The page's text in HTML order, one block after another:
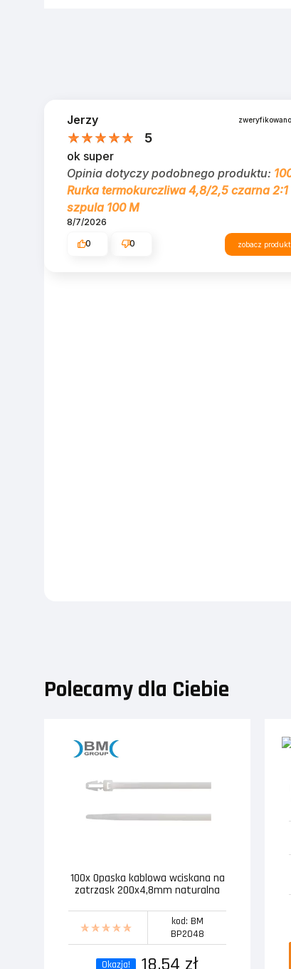
Jerzy zweryfikowano
5
ok super
Opinia dotyczy podobnego produktu:
Rurka termokurczliwa 4,8/2,5 czarna 2:1
szpula 100 M
8/7/2026
0 0 zobacz produkt
Polecamy dla Ciebie
100x Opaska kablowa wciskana na
zatrzask 200x4,8mm naturalna
kod: BM
BP2048
Okazja!